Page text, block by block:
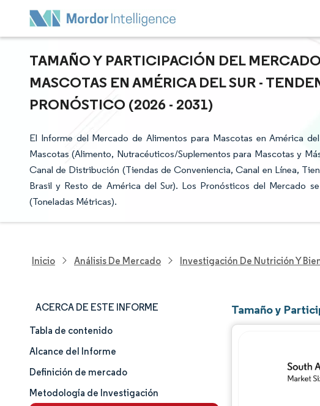
TAMAÑO Y PARTICIPACIÓN DEL
MASCOTAS EN AMÉRICA DEL SUR -
PRONÓSTICO (2026 - 2031)
El Informe del Mercado de Alimentos para Mascotas en América
Mascotas (Alimento, Nutracéuticos/Suplementos para Mascotas y
Canal de Distribución (Tiendas de Conveniencia, Canal en Línea,
Brasil y Resto de América del Sur). Los Pronósticos del Mercado
(Toneladas Métricas).
Inicio Análisis De Mercado Investigación De Nutrición Y
ACERCA DE ESTE INFORME
Tamaño y cuota de mercado
Análisis de mercado
Tendencias e ideas
Tabla de contenido
Alcance del Informe
Definición de mercado
Metodología de Investigación
Tamaño y